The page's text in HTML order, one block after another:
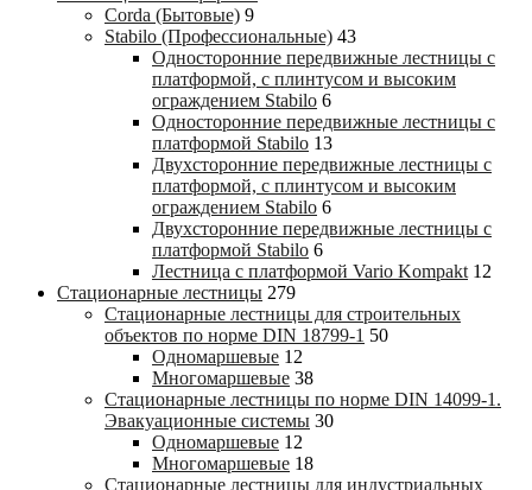
Corda (Бытовые) 9
Stabilo (Профессиональные) 43
Односторонние передвижные лестницы с
платформой, с плинтусом и высоким
ограждением Stabilo 6
Односторонние передвижные лестницы с
платформой Stabilo 13
Двухсторонние передвижные лестницы с
платформой, с плинтусом и высоким
ограждением Stabilo 6
Двухсторонние передвижные лестницы с
платформой Stabilo 6
Лестница с платформой Vario Kompakt 12
Стационарные лестницы 279
Стационарные лестницы для строительных
объектов по норме DIN 18799-1 50
Одномаршевые 12
Многомаршевые 38
Стационарные лестницы по норме DIN 14099-1.
Эвакуационные системы 30
Одномаршевые 12
Многомаршевые 18
Стационарные лестницы для индустриальных